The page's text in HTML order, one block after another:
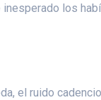
los
el ruido